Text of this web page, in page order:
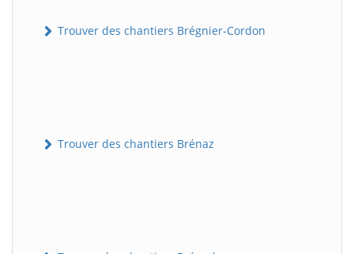
Trouver des chantiers Brégnier-Cordon
Trouver des chantiers Brénaz